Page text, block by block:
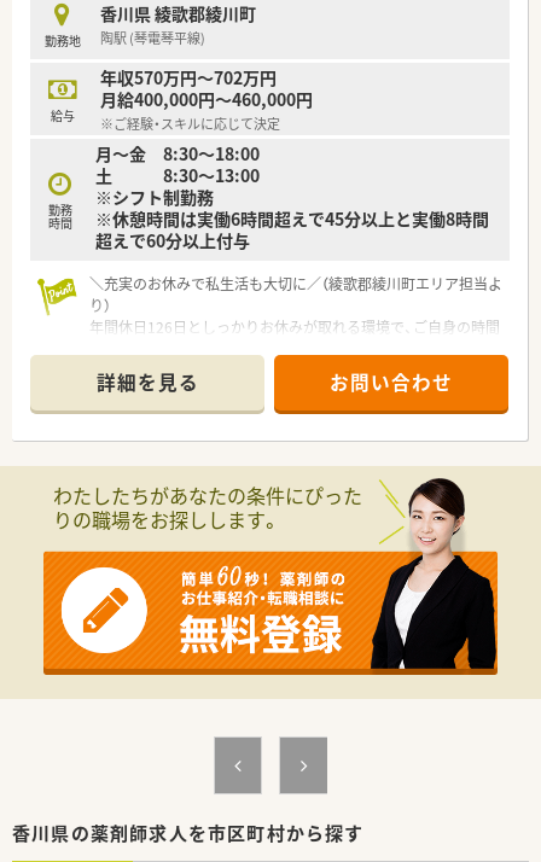
【職場環境と雰囲気】
■代表は非常に気さくで話しやすいお人柄であり、困ったことや
不明な点があれば何でも気軽に相談できる環境です。
■現在20代から40代のスタッフが中心となって活躍しており、
お互いに助け合いながら和気あいあいと働いています。
■細かい規則に縛られることなく、スタッフの自主性を尊重する
風土があるため、のびのびと業務に取り組めます。
【こんな方にオススメ】
■年間休日126日というゆとりのある環境で、仕事とプライベー
トを両立させながら無理なく長く働き続けたい方です。
やスキルを正当にしっかりと評価してほしいとお考えの方で
す。
■温厚で気さくな経営者のもとで、人間関係のストレスを感じる
勤務地
香川県 綾歌郡綾川町
陶駅 (琴電琴平線)
給与
年収570万円～702万円
月給400,000円～460,000円
※ご経験・スキルに応じて決定
勤務
時間
月～金 8:30～18:00
土 8:30～13:00
※シフト制勤務
※休憩時間は実働6時間超えで45分以上と実働8時間
超えで60分以上付与
＼充実のお休みで私生活も大切に／（綾歌郡綾川町エリア担当よ
り）
年間休日126日としっかりお休みが取れる環境で、ご自身の時間
【店舗情報と応需状況について】
■最寄り駅からは車で7分ほどの場所に位置しており、マイカー
通勤が可能で毎日の通勤も非常に快適です。
り、一人ひとりの患者様と丁寧に向き合えます。
■施設在宅の業務にも積極的に対応しており、地域に密着した医
療提供の拠点として重要な役割を担っています。
【法人特徴について】
■同エリア内で複数の店舗をドミナント展開しており、店舗間の
連携が取りやすく応援の負担も少ない環境です。
■地域密着型の小規模な店舗から病院の門前まで幅広い形態の
店舗を運営しており、様々な経験が積める法人です。
■各店舗に最新の機器を導入して業務効率化を図るなど、スタッ
フが働きやすい環境作りに力を入れています。
【職場環境と雰囲気】
■代表は非常に気さくで話しやすいお人柄であり、困ったことや
お互いに助け合いながら和気あいあいと働いています。
■細かい規則に縛られることなく、スタッフの自主性を尊重する
詳細を見る お問い合わせ
わたしたちがあなたの条件にぴった
りの職場をお探しします。
香川県の薬剤師求人を市区町村から探す